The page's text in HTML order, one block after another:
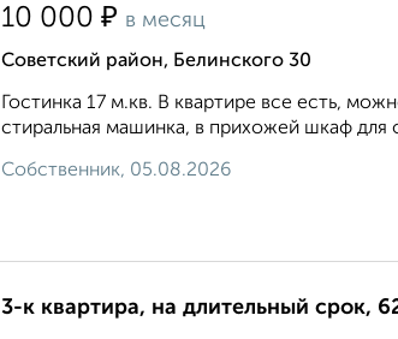
10 000 ₽ в месяц
Советский район, Белинского 30
Гостинка 17 м.кв. В квартире все есть,
стиральная машинка, в прихожей шкаф
Собственник, 05.08.2026
3-к квартира, на длительный срок,